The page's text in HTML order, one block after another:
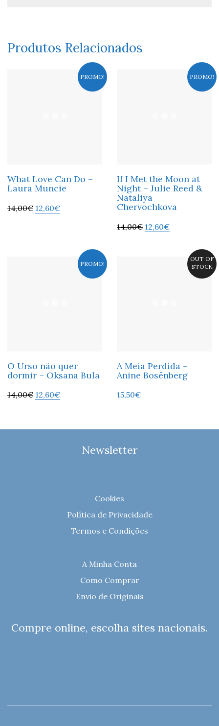
Produtos Relacionados
PROMO!
What Love Can Do –
Laura Muncie
14,00€ 12,60€
PROMO!
If I Met the Moon at
Night – Julie Reed &
Nataliya
Chervochkova
14,00€ 12,60€
PROMO!
O Urso não quer
dormir – Oksana Bula
14,00€ 12,60€
OUT OF
STOCK
A Meia Perdida –
Anine Bosënberg
15,50€
Newsletter
Cookies
Política de Privacidade
Termos e Condições
A Minha Conta
Como Comprar
Envio de Originais
Compre online, escolha sites nacionais.